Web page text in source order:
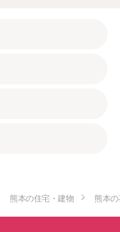
熊本の住宅・建物 熊本